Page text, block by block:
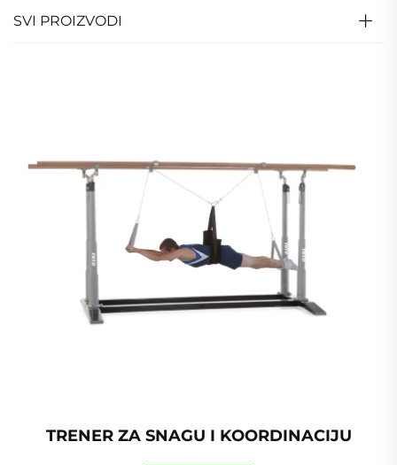
SVI PROIZVODI
TRENER ZA SNAGU I KOORDINACIJU